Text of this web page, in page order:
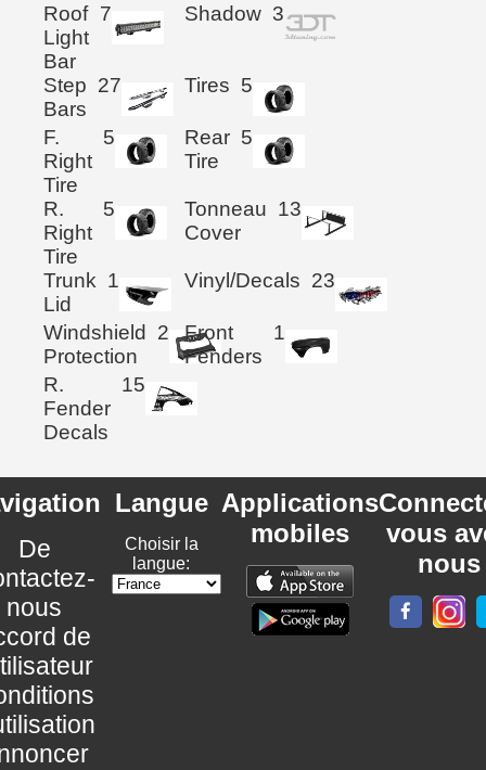
Roof
Light
Bar
7 Shadow 3
Step
Bars
27 Tires 5
F.
Right
Tire
5
Rear
Tire
5
R.
Right
Tire
5
Tonneau
Cover
13
Trunk
Lid
1 Vinyl/Decals 23
Windshield
Protection
2
Front
Fenders
1
R.
Fender
Decals
15
De
nous
de
Langue
Choisir la
langue:
Applications
mobiles
vous
nous